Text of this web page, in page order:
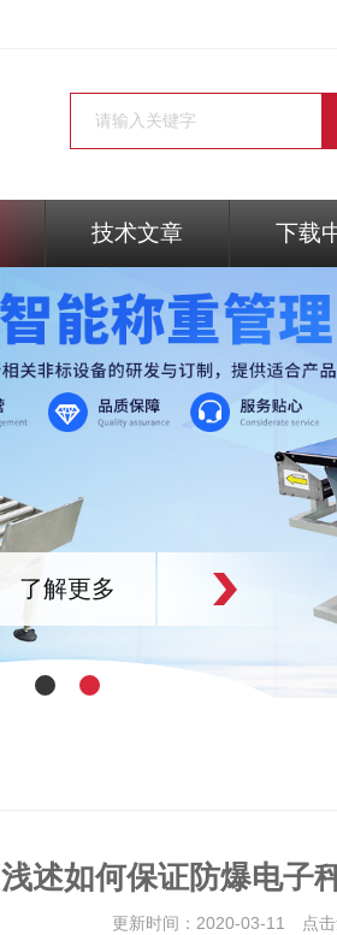
技术文章 下载
了解更多
浅述如何保证防爆电子
更新时间：2020-03-11 点击